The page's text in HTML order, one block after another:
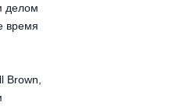
делом
время
Brown,